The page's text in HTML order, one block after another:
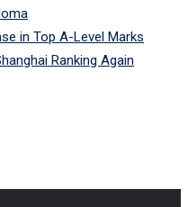
in Top A-Level Marks
Ranking Again